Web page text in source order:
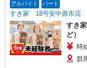
アルバイト パート
すき家 18号安中原市店
すき
ど）
時
群